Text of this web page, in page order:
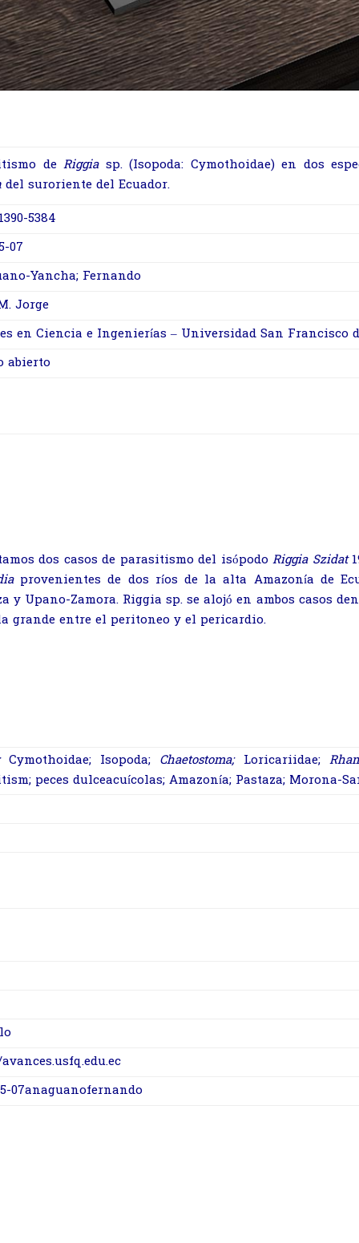
de Riggiasp. (Isopoda: Cymothoidae) en dos
del suroriente del Ecuador.
5384
07
Yancha; Fernando
Jorge
en Ciencia e Ingenierías – Universidad San Francisco
abierto
dos casos de parasitismo del isópodoRiggia Szidat
provenientes de dos ríos de la alta Amazonía de
y Upano-Zamora. Riggia sp. se alojó en ambos casos
grande entre el peritoneo y el pericardio.
Cymothoidae; Isopoda; Chaetostoma;Loricariidae;
peces dulceacuícolas; Amazonía; Pastaza; Morona-
07anaguanofernando